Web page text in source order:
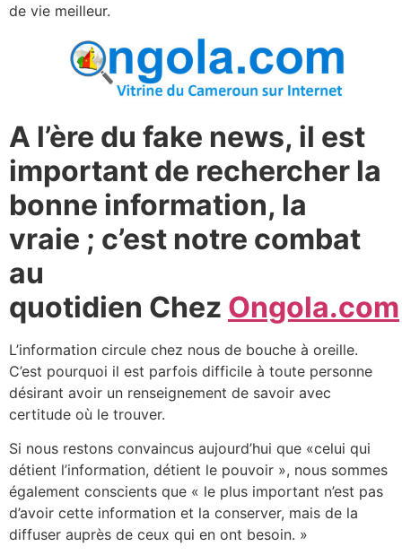
de vie meilleur.
A l’ère du fake news, il est
important de rechercher la
bonne information, la
vraie ; c’est notre combat
au
quotidien Chez Ongola.com
L’information circule chez nous de bouche à oreille.
C’est pourquoi il est parfois difficile à toute personne
désirant avoir un renseignement de savoir avec
certitude où le trouver.
Si nous restons convaincus aujourd’hui que «celui qui
détient l’information, détient le pouvoir », nous sommes
également conscients que « le plus important n’est pas
d’avoir cette information et la conserver, mais de la
diffuser auprès de ceux qui en ont besoin. »